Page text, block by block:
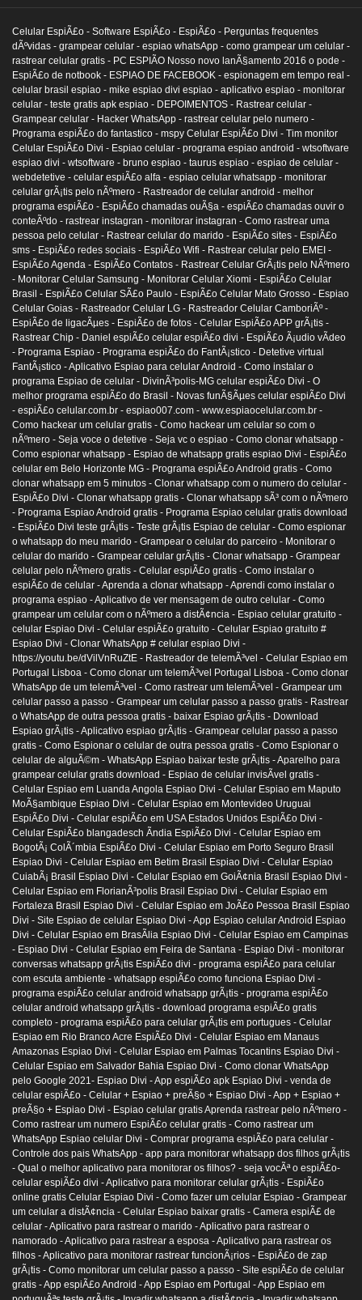
Celular EspiÃ£o - Software EspiÃ£o - EspiÃ£o - Perguntas frequentes
dÃºvidas - grampear celular - espiao whatsApp - como grampear um celular -
rastrear celular gratis - PC ESPIÃO Nosso novo lanÃ§amento 2016 o pode -
EspiÃ£o de notbook - ESPIAO DE FACEBOOK - espionagem em tempo real -
celular brasil espiao - mike espiao divi espiao - aplicativo espiao - monitorar
celular - teste gratis apk espiao - DEPOIMENTOS - Rastrear celular -
Grampear celular - Hacker WhatsApp - rastrear celular pelo numero -
Programa espiÃ£o do fantastico - mspy Celular EspiÃ£o Divi - Tim monitor
Celular EspiÃ£o Divi - Espiao celular - programa espiao android - wtsoftware
espiao divi - wtsoftware - bruno espiao - taurus espiao - espiao de celular -
webdetetive - celular espiÃ£o alfa - espiao celular whatsapp - monitorar
celular grÃ¡tis pelo nÃºmero - Rastreador de celular android - melhor
programa espiÃ£o - EspiÃ£o chamadas ouÃ§a - espiÃ£o chamadas ouvir o
conteÃºdo - rastrear instagran - monitorar instagran - Como rastrear uma
pessoa pelo celular - Rastrear celular do marido - EspiÃ£o sites - EspiÃ£o
sms - EspiÃ£o redes sociais - EspiÃ£o Wifi - Rastrear celular pelo EMEI -
EspiÃ£o Agenda - EspiÃ£o Contatos - Rastrear Celular GrÃ¡tis pelo NÃºmero
- Monitorar Celular Samsung - Monitorar Celular Xiomi - EspiÃ£o Celular
Brasil - EspiÃ£o Celular SÃ£o Paulo - EspiÃ£o Celular Mato Grosso - Espiao
Celular Goias - Rastreador Celular LG - Rastreador Celular CamboriÃº -
EspiÃ£o de ligacÃµes - EspiÃ£o de fotos - Celular EspiÃ£o APP grÃ¡tis -
Rastrear Chip - Daniel espiÃ£o celular espiÃ£o divi - EspiÃ£o Ã¡udio vÃ­deo
- Programa Espiao - Programa espiÃ£o do FantÃ¡stico - Detetive virtual
FantÃ¡stico -Aplicativo Espiao para celular Android - Como instalar o
programa Espiao de celular - DivinÃ³polis-MG celular espiÃ£o Divi - O
melhor programa espiÃ£o do Brasil - Novas funÃ§Ãµes celular espiÃ£o Divi
- espiÃ£o celular.com.br - espiao007.com - www.espiaocelular.com.br -
Como hackear um celular gratis - Como hackear um celular so com o
nÃºmero - Seja voce o detetive - Seja vc o espiao - Como clonar whatsapp -
Como espionar whatsapp - Espiao de whatsapp gratis espiao Divi - EspiÃ£o
celular em Belo Horizonte MG - Programa espiÃ£o Android gratis - Como
clonar whatsapp em 5 minutos - Clonar whatsapp com o numero do celular -
EspiÃ£o Divi - Clonar whatsapp gratis - Clonar whatsapp sÃ³ com o nÃºmero
- Programa Espiao Android gratis - Programa Espiao celular gratis download
- EspiÃ£o Divi teste grÃ¡tis - Teste grÃ¡tis Espiao de celular - Como espionar
o whatsapp do meu marido - Grampear o celular do parceiro - Monitorar o
celular do marido - Grampear celular grÃ¡tis - Clonar whatsapp - Grampear
celular pelo nÃºmero gratis - Celular espiÃ£o gratis - Como instalar o
espiÃ£o de celular -Aprenda a clonar whatsapp -Aprendi como instalar o
programa espiao -Aplicativo de ver mensagem de outro celular - Como
grampear um celular com o nÃºmero a distÃ¢ncia - Espiao celular gratuito -
celular Espiao Divi - Celular espiÃ£o gratuito - Celular Espiao gratuito #
Espiao Divi - Clonar WhatsApp # celular espiao Divi -
https://youtu.be/dVilVnRuZtE - Rastreador de telemÃ³vel - Celular Espiao em
Portugal Lisboa - Como clonar um telemÃ³vel Portugal Lisboa - Como clonar
WhatsApp de um telemÃ³vel - Como rastrear um telemÃ³vel - Grampear um
celular passo a passo - Grampear um celular passo a passo gratis - Rastrear
o WhatsApp de outra pessoa gratis - baixar Espiao grÃ¡tis - Download
Espiao grÃ¡tis -Aplicativo espiao grÃ¡tis - Grampear celular passo a passo
gratis - Como Espionar o celular de outra pessoa gratis - Como Espionar o
celular de alguÃ©m - WhatsApp Espiao baixar teste grÃ¡tis -Aparelho para
grampear celular gratis download - Espiao de celular invisÃ­vel gratis -
Celular Espiao em Luanda Angola Espiao Divi - Celular Espiao em Maputo
MoÃ§ambique Espiao Divi - Celular Espiao em Montevideo Uruguai
EspiÃ£o Divi - Celular espiÃ£o em USA Estados Unidos EspiÃ£o Divi -
Celular EspiÃ£o blangadesch Ãndia EspiÃ£o Divi - Celular Espiao em
BogotÃ¡ ColÃ´mbia EspiÃ£o Divi - Celular Espiao em Porto Seguro Brasil
Espiao Divi - Celular Espiao em Betim Brasil Espiao Divi - Celular Espiao
CuiabÃ¡ Brasil Espiao Divi - Celular Espiao em GoiÃ¢nia Brasil Espiao Divi -
Celular Espiao em FlorianÃ³polis Brasil Espiao Divi - Celular Espiao em
Fortaleza Brasil Espiao Divi - Celular Espiao em JoÃ£o Pessoa Brasil Espiao
Divi - Site Espiao de celular Espiao Divi -App Espiao celular Android Espiao
Divi - Celular Espiao em BrasÃ­lia Espiao Divi - Celular Espiao em Campinas
- Espiao Divi - Celular Espiao em Feira de Santana - Espiao Divi - monitorar
conversas whatsapp grÃ¡tis EspiÃ£o divi - programa espiÃ£o para celular
com escuta ambiente - whatsapp espiÃ£o como funciona Espiao Divi -
programa espiÃ£o celular android whatsapp grÃ¡tis - programa espiÃ£o
celular android whatsapp grÃ¡tis - download programa espiÃ£o gratis
completo - programa espiÃ£o para celular grÃ¡tis em portugues - Celular
Espiao em Rio Branco Acre EspiÃ£o Divi - Celular Espiao em Manaus
Amazonas Espiao Divi - Celular Espiao em Palmas Tocantins Espiao Divi -
Celular Espiao em Salvador Bahia Espiao Divi - Como clonar WhatsApp
pelo Google 2021- Espiao Divi -App espiÃ£o apk Espiao Divi - venda de
celular espiÃ£o - Celular + Espiao + preÃ§o + Espiao Divi -App + Espiao +
preÃ§o + Espiao Divi - Espiao celular gratis Aprenda rastrear pelo nÃºmero -
Como rastrear um numero EspiÃ£o celular gratis - Como rastrear um
WhatsApp Espiao celular Divi - Comprar programa espiÃ£o para celular -
Controle dos pais WhatsApp - app para monitorar whatsapp dos filhos grÃ¡tis
- Qual o melhor aplicativo para monitorar os filhos? - seja vocÃª o espiÃ£o-
celular espiÃ£o divi -Aplicativo para monitorar celular grÃ¡tis - EspiÃ£o
online gratis Celular Espiao Divi - Como fazer um celular Espiao - Grampear
um celular a distÃ¢ncia - Celular Espiao baixar gratis - Camera espiÃ£ de
celular -Aplicativo para rastrear o marido -Aplicativo para rastrear o
namorado -Aplicativo para rastrear a esposa -Aplicativo para rastrear os
filhos -Aplicativo para monitorar rastrear funcionÃ¡rios - EspiÃ£o de zap
grÃ¡tis - Como monitorar um celular passo a passo - Site espiÃ£o de celular
gratis -App espiÃ£o Android -App Espiao em Portugal -App Espiao em